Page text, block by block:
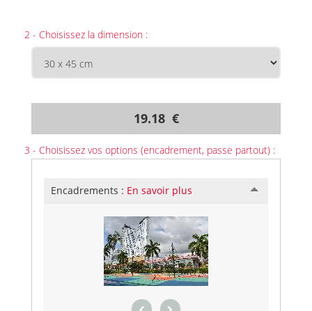
2 - Choisissez la dimension :
19.18 €
3 - Choisissez vos options (encadrement, passe partout) :
Encadrements : En savoir plus